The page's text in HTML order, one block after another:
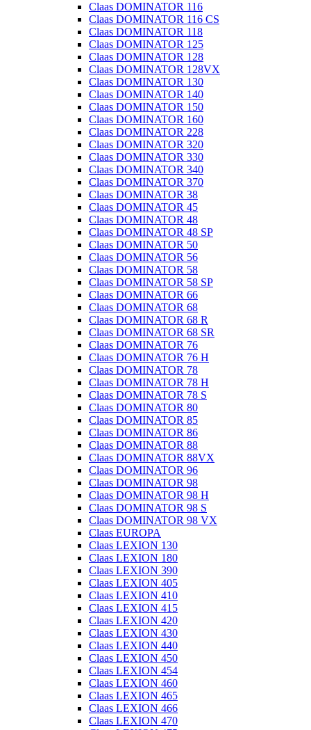
Claas DOMINATOR 116
Claas DOMINATOR 116 CS
Claas DOMINATOR 118
Claas DOMINATOR 125
Claas DOMINATOR 128
Claas DOMINATOR 128VX
Claas DOMINATOR 130
Claas DOMINATOR 140
Claas DOMINATOR 150
Claas DOMINATOR 160
Claas DOMINATOR 228
Claas DOMINATOR 320
Claas DOMINATOR 330
Claas DOMINATOR 340
Claas DOMINATOR 370
Claas DOMINATOR 38
Claas DOMINATOR 45
Claas DOMINATOR 48
Claas DOMINATOR 48 SP
Claas DOMINATOR 50
Claas DOMINATOR 56
Claas DOMINATOR 58
Claas DOMINATOR 58 SP
Claas DOMINATOR 66
Claas DOMINATOR 68
Claas DOMINATOR 68 R
Claas DOMINATOR 68 SR
Claas DOMINATOR 76
Claas DOMINATOR 76 H
Claas DOMINATOR 78
Claas DOMINATOR 78 H
Claas DOMINATOR 78 S
Claas DOMINATOR 80
Claas DOMINATOR 85
Claas DOMINATOR 86
Claas DOMINATOR 88
Claas DOMINATOR 88VX
Claas DOMINATOR 96
Claas DOMINATOR 98
Claas DOMINATOR 98 H
Claas DOMINATOR 98 S
Claas DOMINATOR 98 VX
Claas EUROPA
Claas LEXION 130
Claas LEXION 180
Claas LEXION 390
Claas LEXION 405
Claas LEXION 410
Claas LEXION 415
Claas LEXION 420
Claas LEXION 430
Claas LEXION 440
Claas LEXION 450
Claas LEXION 454
Claas LEXION 460
Claas LEXION 465
Claas LEXION 466
Claas LEXION 470